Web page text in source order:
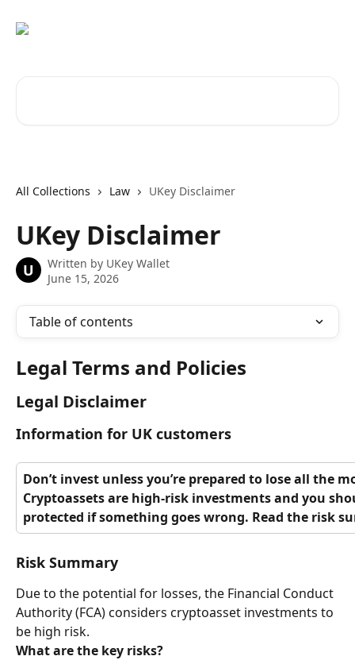
All Collections Law UKey Disclaimer
UKey Disclaimer
U Written by UKey Wallet
June 15, 2026
Table of contents
Legal Terms and Policies
Legal Disclaimer
Information for UK customers
Don’t invest unless you’re prepared to lose all the
Cryptoassets are high-risk investments and you
protected if something goes wrong. Read the risk
Risk Summary
Due to the potential for losses, the Financial Conduct
Authority (FCA) considers cryptoasset investments to
be high risk.
What are the key risks?